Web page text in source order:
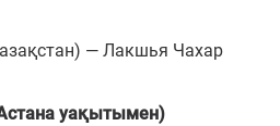
— Лакшья Чахар
уақытымен)